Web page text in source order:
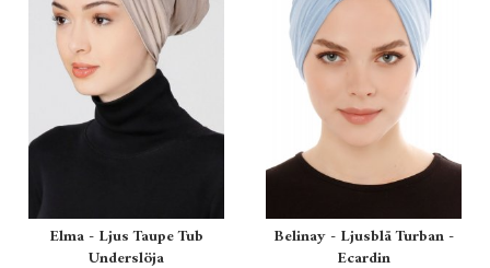
Elma - Ljus Taupe Tub
Underslöja
Belinay - Ljusblå Turban -
Ecardin